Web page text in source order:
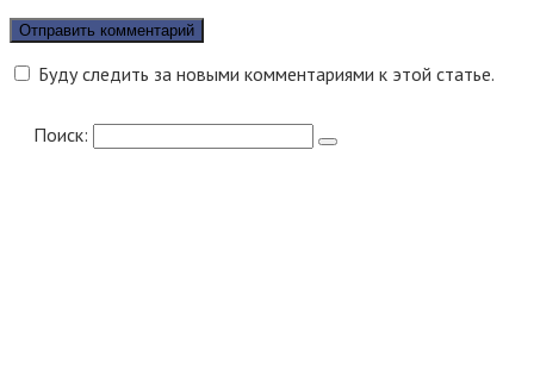
Буду следить за новыми комментариями к этой статье.
Поиск: